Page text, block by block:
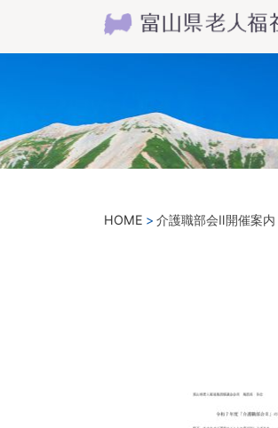
HOME 介護職部会Ⅱ開催案